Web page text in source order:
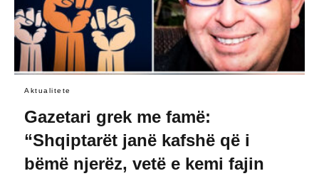
Aktualitete
Gazetari grek me famë:
“Shqiptarët janë kafshë që i
bëmë njerëz, vetë e kemi fajin